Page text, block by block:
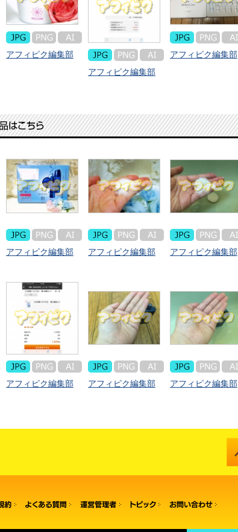
アフィピク編集部
アフィピク編集部
アフィピク編集部
アフィピク編集部 アフィピク編集部 アフィピク編集部
アフィピク編集部 アフィピク編集部 アフィピク編集部